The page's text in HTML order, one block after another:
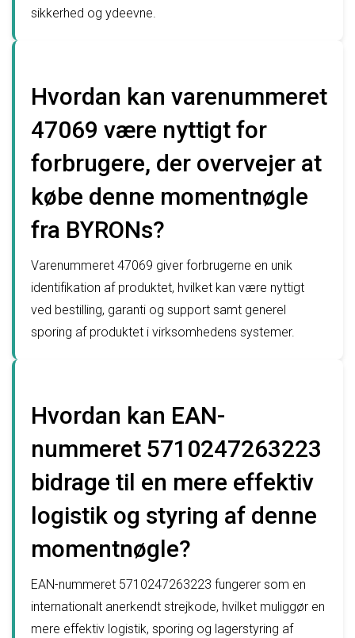
sikkerhed og ydeevne.
Hvordan kan varenummeret
47069 være nyttigt for
forbrugere, der overvejer at
købe denne momentnøgle
fra BYRONs?
Varenummeret 47069 giver forbrugerne en unik
identifikation af produktet, hvilket kan være nyttigt
ved bestilling, garanti og support samt generel
sporing af produktet i virksomhedens systemer.
Hvordan kan EAN-
nummeret 5710247263223
bidrage til en mere effektiv
logistik og styring af denne
momentnøgle?
EAN-nummeret 5710247263223 fungerer som en
internationalt anerkendt strejkode, hvilket muliggør en
mere effektiv logistik, sporing og lagerstyring af